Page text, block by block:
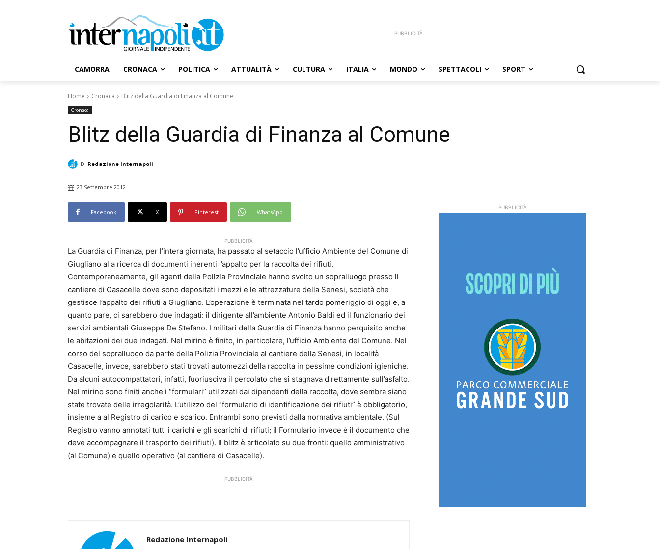
PUBBLICITÀ
CAMORRA CRONACA POLITICA ATTUALITÀ CULTURA ITALIA MONDO SPETTACOLI SPORT
Home Cronaca Blitz della Guardia di Finanza al Comune
Cronaca
Blitz della Guardia di Finanza al Comune
Di Redazione Internapoli
23 Settembre 2012
Facebook X Pinterest WhatsApp
PUBBLICITÀ
La Guardia di Finanza, per l’intera giornata, ha passato al setaccio l’ufficio Ambiente del Comune di
Giugliano alla ricerca di documenti inerenti l’appalto per la raccolta dei rifiuti.
Contemporaneamente, gli agenti della Polizia Provinciale hanno svolto un sopralluogo presso il
cantiere di Casacelle dove sono depositati i mezzi e le attrezzature della Senesi, società che
gestisce l’appalto dei rifiuti a Giugliano. L’operazione è terminata nel tardo pomeriggio di oggi e, a
quanto pare, ci sarebbero due indagati: il dirigente all’ambiente Antonio Baldi ed il funzionario dei
servizi ambientali Giuseppe De Stefano. I militari della Guardia di Finanza hanno perquisito anche
le abitazioni dei due indagati. Nel mirino è finito, in particolare, l’ufficio Ambiente del Comune. Nel
corso del sopralluogo da parte della Polizia Provinciale al cantiere della Senesi, in località
Casacelle, invece, sarebbero stati trovati automezzi della raccolta in pessime condizioni igieniche.
Da alcuni autocompattatori, infatti, fuoriusciva il percolato che si stagnava direttamente sull’asfalto.
Nel mirino sono finiti anche i “formulari” utilizzati dai dipendenti della raccolta, dove sembra siano
state trovate delle irregolarità. L’utilizzo del “formulario di identificazione dei rifiuti” è obbligatorio,
insieme a al Registro di carico e scarico. Entrambi sono previsti dalla normativa ambientale. (Sul
Registro vanno annotati tutti i carichi e gli scarichi di rifiuti; il Formulario invece è il documento che
deve accompagnare il trasporto dei rifiuti). Il blitz è articolato su due fronti: quello amministrativo
(al Comune) e quello operativo (al cantiere di Casacelle).
PUBBLICITÀ
Redazione Internapoli
PUBBLICITÀ